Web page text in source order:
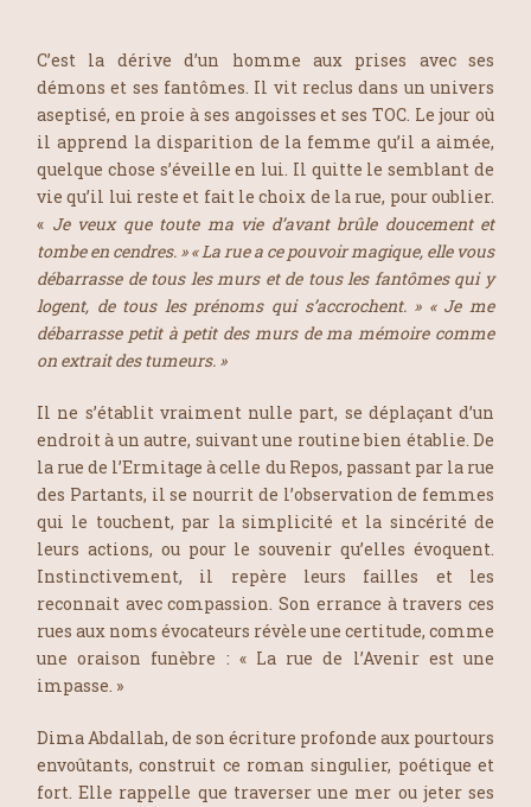
C’est la dérive d’un homme aux prises avec ses
démons et ses fantômes. Il vit reclus dans un univers
aseptisé, en proie à ses angoisses et ses TOC. Le jour où
il apprend la disparition de la femme qu’il a aimée,
quelque chose s’éveille en lui. Il quitte le semblant de
vie qu’il lui reste et fait le choix de la rue, pour oublier.
« Je veux que toute ma vie d’avant brûle doucement et
tombe en cendres. » « La rue a ce pouvoir magique, elle vous
débarrasse de tous les murs et de tous les fantômes qui y
logent, de tous les prénoms qui s’accrochent. » « Je me
débarrasse petit à petit des murs de ma mémoire comme
on extrait des tumeurs. »
Il ne s’établit vraiment nulle part, se déplaçant d’un
endroit à un autre, suivant une routine bien établie. De
la rue de l’Ermitage à celle du Repos, passant par la rue
des Partants, il se nourrit de l’observation de femmes
qui le touchent, par la simplicité et la sincérité de
leurs actions, ou pour le souvenir qu’elles évoquent.
Instinctivement, il repère leurs failles et les
reconnait avec compassion. Son errance à travers ces
rues aux noms évocateurs révèle une certitude, comme
une oraison funèbre : « La rue de l’Avenir est une
impasse. »
Dima Abdallah, de son écriture profonde aux pourtours
envoûtants, construit ce roman singulier, poétique et
fort. Elle rappelle que traverser une mer ou jeter ses